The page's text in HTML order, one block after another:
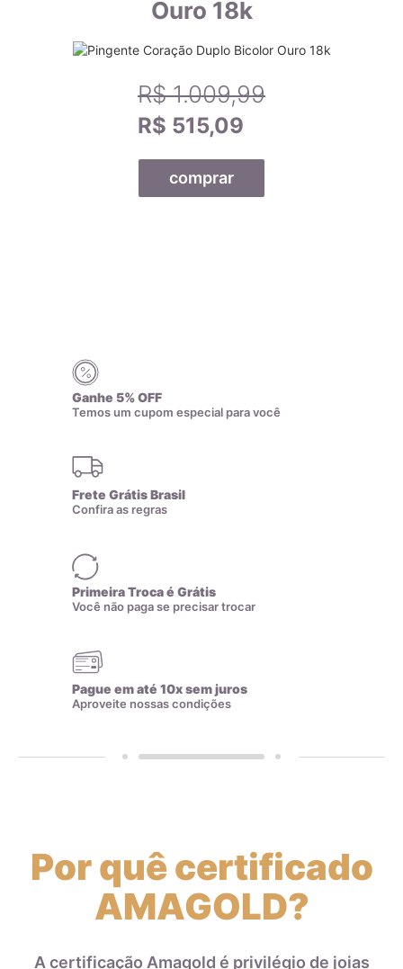
metais que compõem a liga.
Ao escolher joias de ouro, é importante entender a diferença
entre o ouro puro e a liga de ouro, bem como o teor do ouro
na joia, para garantir a durabilidade e qualidade da peça.
Todas as nossas joias são fabricadas por indústrias que
possuem o certificado AMAGOLD, comprovando a qualidade
do teor de ouro nos produtos anunciados. Ao misturar pré-
AMAGOLD é sinônimo de qualidade e confiança no teor de
ouro da joia adquirida, além de agregar valor em termos de
design e qualidade.
Dessa forma, você pode ter certeza de que a quilatagem da
joia está gravada corretamente na peça.
Além do certificado da indústria, realizamos análises
de raio-x, garantindo ainda mais a qualidade do teor de ouro
Ouro 18k
R$ 1.009,99
R$ 515,09
comprar
Ganhe 5% OFF
Temos um cupom especial para você
Frete Grátis Brasil
Confira as regras
Primeira Troca é Grátis
Você não paga se precisar trocar
Pague em até 10x sem juros
Aproveite nossas condições
Por quê certificado
AMAGOLD?
A certificação Amagold é privilégio de joias